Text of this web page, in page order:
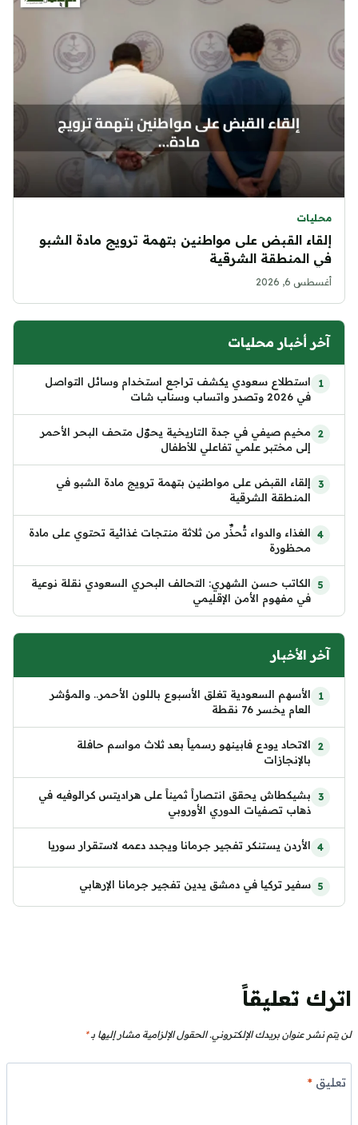
محليات
إلقاء القبض على مواطنين بتهمة ترويج مادة الشبو
في المنطقة الشرقية
أغسطس 6, 2026
آخر أخبار محليات
استطلاع سعودي يكشف تراجع استخدام وسائل التواصل
في 2026 وتصدر واتساب وسناب شات
مخيم صيفي في جدة التاريخية يحوّل متحف البحر الأحمر
إلى مختبر علمي تفاعلي للأطفال
إلقاء القبض على مواطنين بتهمة ترويج مادة الشبو في
المنطقة الشرقية
الغذاء والدواء تُحذِّر من ثلاثة منتجات غذائية تحتوي على مادة
محظورة
الكاتب حسن الشهري: التحالف البحري السعودي نقلة نوعية
في مفهوم الأمن الإقليمي
آخر الأخبار
الأسهم السعودية تغلق الأسبوع باللون الأحمر.. والمؤشر
العام يخسر 76 نقطة
الاتحاد يودع فابينهو رسمياً بعد ثلاث مواسم حافلة
بالإنجازات
بشيكطاش يحقق انتصاراً ثميناً على هراديتس كرالوفيه في
ذهاب تصفيات الدوري الأوروبي
الأردن يستنكر تفجير جرمانا ويجدد دعمه لاستقرار سوريا
سفير تركيا في دمشق يدين تفجير جرمانا الإرهابي
اترك تعليقاً
لن يتم نشر عنوان بريدك الإلكتروني. الحقول الإلزامية مشار إليها بـ*
تعليق*